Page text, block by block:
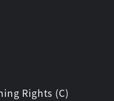
Rights (C)